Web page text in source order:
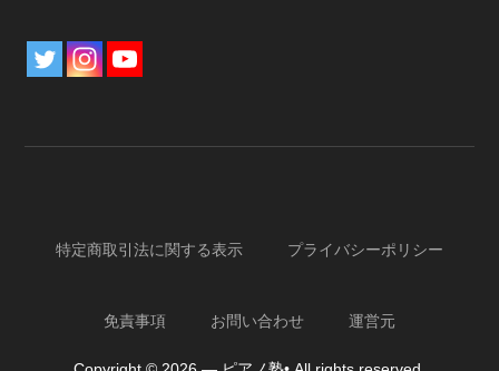
特定商取引法に関する表示 プライバシーポリシー
免責事項 お問い合わせ 運営元